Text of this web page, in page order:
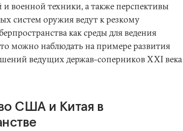
военной техники, а также перспективы
систем оружия ведут к резкому
как среды для ведения
можно наблюдать на примере развития
ведущих держав-соперников XXI века
США и Китая в